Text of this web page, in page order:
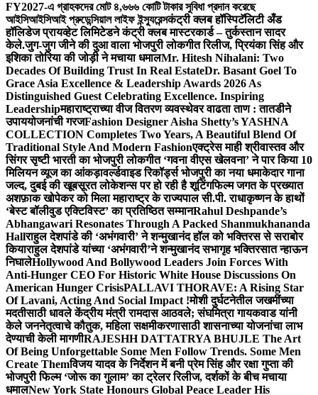
FY2027-এ গ্রাহকদের মোট ৪,৬৬৬ কোটি টাকার সুবিধা প্রদান করেছে
আইসিআইসিআই প্রুডেন্সিয়াল লাইফ ইন্স্যুরেন্সकंट्री क्लब हॉस्पिटॅलिटी अँड
हॉलिडेज प्रायव्हेट लिमिटेडने कंट्री क्लब मास्टरकार्ड – तुर्कस्तान सादर
केले.जुग-जुग जीने की दुआ वाला भोजपुरी लोकगीत रिलीज, प्रियंका सिंह और
इशिका तोरिया की जोड़ी ने मचाया धमालMr. Hitesh Nihalani: Two
Decades Of Building Trust In Real EstateDr. Basant Goel To
Grace Asia Excellence & Leadership Awards 2026 As
Distinguished Guest Celebrating Excellence. Inspiring
Leadershipमहाराष्ट्राच्या वीज वितरण व्यवस्थेवर वाढता ताण : तातडीने
उपाययोजनांची गरजFashion Designer Aisha Shetty’s YASHNA
COLLECTION Completes Two Years, A Beautiful Blend Of
Traditional Style And Modern Fashionएक्ट्रेस माही श्रीवास्तव और
सिंगर सृष्टी भारती का भोजपुरी लोकगीत ‘गवना वीएस खेलवना’ ने पार किया 10
मिलियन व्यूज का आंकड़ावर्ल्डवाइड रिकॉर्ड्स भोजपुरी का नया धमाकेदार गाना
जल्द, दुबई की खूबसूरत लोकेशन्स पर हो रही है शूटिंगफिल्म जगत के प्रख्यात
अशफ़ाक खोपेकर को मिला महाराष्ट्र के राज्यपाल सी.पी. राधाकृष्णन के हाथों
‘बेस्ट बॉलीवुड एक्टिविस्ट’ का प्रतिष्ठित सम्मानRahul Deshpande’s
Abhangawari Resonates Through A Packed Shanmukhananda
Hallराहुल देशपांडे की ‘अभंगवारी’ ने शन्मुखानंद हॉल को भक्तिरस से सराबोर
कियाराहुल देशपांडे यांच्या ‘अभंगवारी’ने शन्मुखानंद सभागृह भक्तिरसात न्हाऊन
निघालेHollywood And Bollywood Leaders Join Forces With
Anti-Hunger CEO For Historic White House Discussions On
American Hunger CrisisPALLAVI THORAVE: A Rising Star
Of Lavani, Acting And Social Impact !मोशी दुर्घटनेतील जखमींच्या
मदतीसाठी धावले केंद्रीय मंत्री रामदास आठवले; संघमित्रा गायकवाड यांनी
केले जननेतृत्वाचे कौतुक, महिला सक्षमीकरणासाठी शासनाच्या योजनांचा लाभ
देण्याची केली मागणीRAJESHH DATTATRYA BHUJLE The Art
Of Being Unforgettable Some Men Follow Trends. Some Men
Create Themविजय यादव के निर्देशन में बनी प्रेम सिंह और रक्षा गुप्ता की
भोजपुरी फिल्म ‘जोरू का गुलाम’ का ट्रेलर रिलीज, दर्शकों के बीच मचाया
धमालNew York State Honours Global Peace Leader His